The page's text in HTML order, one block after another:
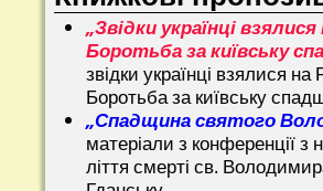
„Звідки українці
Боротьба за київську
звідки українці взялися на
Боротьба за київську
„Спадщина святого
матеріали з конференції з
ліття смерті св.